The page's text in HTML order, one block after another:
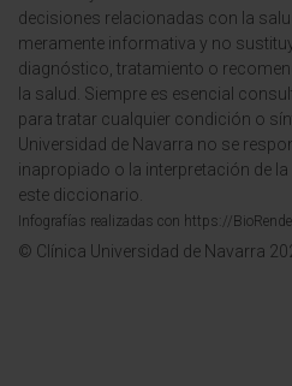
decisiones relacionadas con la
meramente informativa y no
diagnóstico, tratamiento o
la salud. Siempre es esencial
para tratar cualquier condición o
Universidad de Navarra no se
inapropiado o la interpretación de
este diccionario.
Infografías realizadas con https://
© Clínica Universidad de Navarra